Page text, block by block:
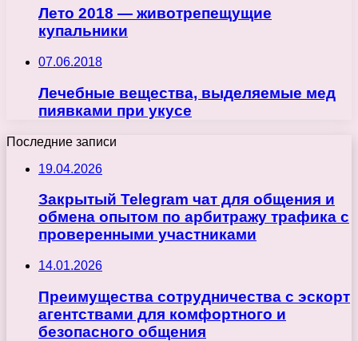
Лето 2018 — животрепещущие
купальники
07.06.2018
Лечебные вещества, выделяемые мед
пиявками при укусе
Последние записи
19.04.2026
Закрытый Telegram чат для общения и
обмена опытом по арбитражу трафика с
проверенными участниками
14.01.2026
Преимущества сотрудничества с эскорт
агентствами для комфортного и
безопасного общения